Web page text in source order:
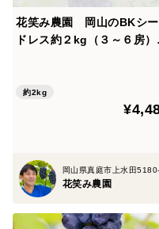
花笑み農園 岡山のBKシー
ドレス約２kg（３～６房）
約2kg
岡山県真庭市上水田
花笑み農園